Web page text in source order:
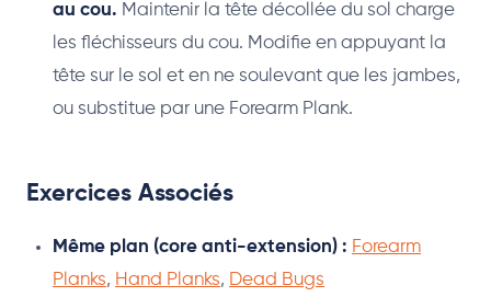
au cou. Maintenir la tête décollée du sol charge
les fléchisseurs du cou. Modifie en appuyant la
tête sur le sol et en ne soulevant que les jambes,
ou substitue par une Forearm Plank.
Exercices Associés
Même plan (core anti-extension) : Forearm
Planks, Hand Planks, Dead Bugs